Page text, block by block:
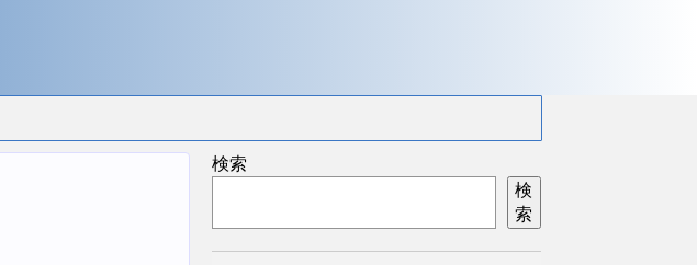
検索
検
索